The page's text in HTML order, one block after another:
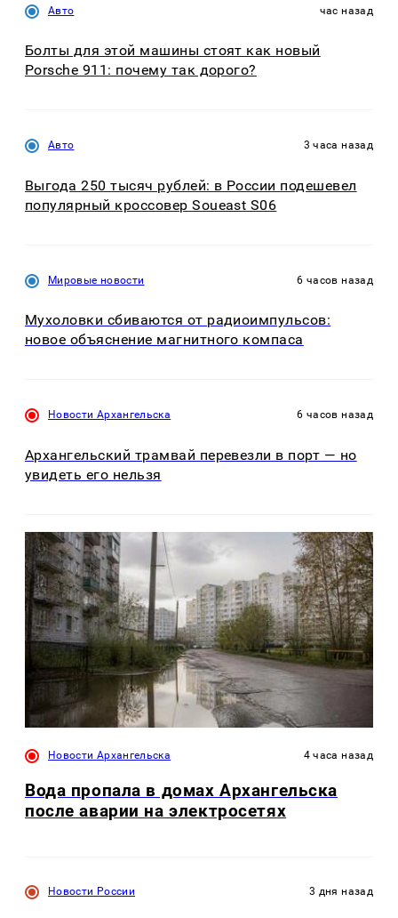
Авто час назад
Болты для этой машины стоят как новый
Porsche 911: почему так дорого?
Авто 3 часа назад
Выгода 250 тысяч рублей: в России подешевел
популярный кроссовер Soueast S06
Мировые новости 6 часов назад
Мухоловки сбиваются от радиоимпульсов:
новое объяснение магнитного компаса
Новости Архангельска 6 часов назад
Архангельский трамвай перевезли в порт — но
увидеть его нельзя
Новости Архангельска 4 часа назад
Вода пропала в домах Архангельска
после аварии на электросетях
Новости России 3 дня назад